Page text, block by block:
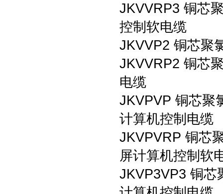
JKVVRP3 铜芯
控制软电缆
JKVVP2 铜芯聚
JKVVRP2 铜芯
电缆
JKVPVP 铜芯聚
计算机控制电缆
JKVPVRP 铜芯
屏计算机控制软
JKVP3VP3 铜芯